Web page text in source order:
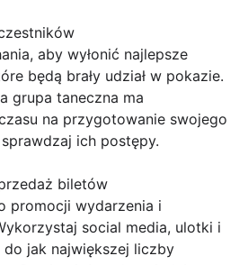
aby wyłonić najlepsze
będą brały udział w pokazie.
grupa taneczna ma
na przygotowanie swojego
ich postępy.
biletów
promocji wydarzenia i
social media, ulotki i
jak największej liczby